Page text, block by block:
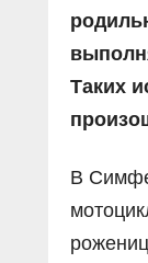
Таких
В